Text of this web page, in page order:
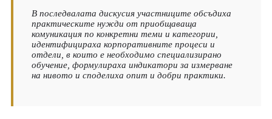
В последвалата дискусия участниците обсъдиха
практическите нужди от приобщаваща
комуникация по конкретни теми и категории,
идентифицираха корпоративните процеси и
отдели, в които е необходимо специализирано
обучение, формулираха индикатори за измерване
на нивото и споделиха опит и добри практики.